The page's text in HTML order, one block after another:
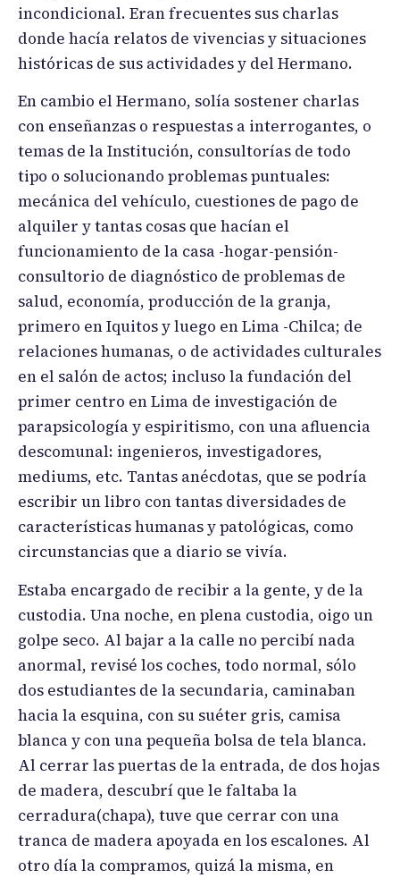
incondicional. Eran frecuentes sus charlas
donde hacía relatos de vivencias y situaciones
históricas de sus actividades y del Hermano.
En cambio el Hermano, solía sostener charlas
con enseñanzas o respuestas a interrogantes, o
temas de la Institución, consultorías de todo
tipo o solucionando problemas puntuales:
mecánica del vehículo, cuestiones de pago de
alquiler y tantas cosas que hacían el
funcionamiento de la casa -hogar-pensión-
consultorio de diagnóstico de problemas de
salud, economía, producción de la granja,
primero en Iquitos y luego en Lima -Chilca; de
relaciones humanas, o de actividades culturales
en el salón de actos; incluso la fundación del
primer centro en Lima de investigación de
parapsicología y espiritismo, con una afluencia
descomunal: ingenieros, investigadores,
mediums, etc. Tantas anécdotas, que se podría
escribir un libro con tantas diversidades de
características humanas y patológicas, como
circunstancias que a diario se vivía.
Estaba encargado de recibir a la gente, y de la
custodia. Una noche, en plena custodia, oigo un
golpe seco. Al bajar a la calle no percibí nada
anormal, revisé los coches, todo normal, sólo
dos estudiantes de la secundaria, caminaban
hacia la esquina, con su suéter gris, camisa
blanca y con una pequeña bolsa de tela blanca.
Al cerrar las puertas de la entrada, de dos hojas
de madera, descubrí que le faltaba la
cerradura(chapa), tuve que cerrar con una
tranca de madera apoyada en los escalones. Al
otro día la compramos, quizá la misma, en